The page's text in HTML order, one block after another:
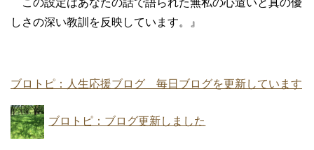
この設定はあなたの話で語られた無私の心遣いと真の優
しさの深い教訓を反映しています。』
ブロトピ：人生応援ブログ 毎日ブログを更新しています
ブロトピ：ブログ更新しました